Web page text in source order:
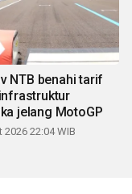
NTB benahi tarif
jelang MotoGP
2026 22:04 WIB